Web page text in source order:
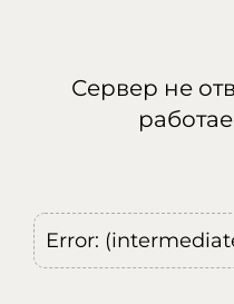
Сервер не